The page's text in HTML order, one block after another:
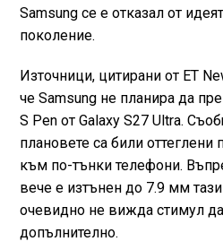
Samsung се е отказал от
поколение.
Източници, цитирани от ET
че Samsung не планира да
S Pen от Galaxy S27 Ultra.
плановете са били оттеглени
към по-тънки телефони.
вече е изтънен до 7.9 мм
очевидно не вижда стимул
допълнително.